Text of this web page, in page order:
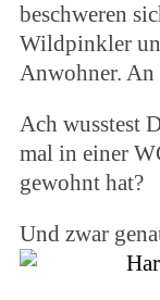
beschweren
Wildpinkler
Anwohner. An
Ach wusstest
mal in einer
gewohnt hat?
Und zwar